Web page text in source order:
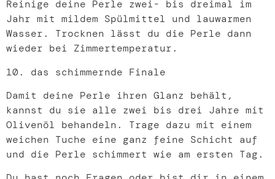
Reinige deine Perle zwei- bis dreimal im
Jahr mit mildem Spülmittel und lauwarmen
Wasser. Trocknen lässt du die Perle dann
wieder bei Zimmertemperatur.
das schimmernde Finale
Damit deine Perle ihren Glanz behält,
kannst du sie alle zwei bis drei Jahre mit
Olivenöl behandeln. Trage dazu mit einem
weichen Tuche eine ganz feine Schicht auf
und die Perle schimmert wie am ersten Tag.